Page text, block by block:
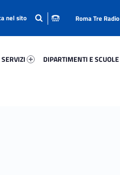
SERVIZI
DIPARTIMENTI E SCUOLE
Roma Tre Radio